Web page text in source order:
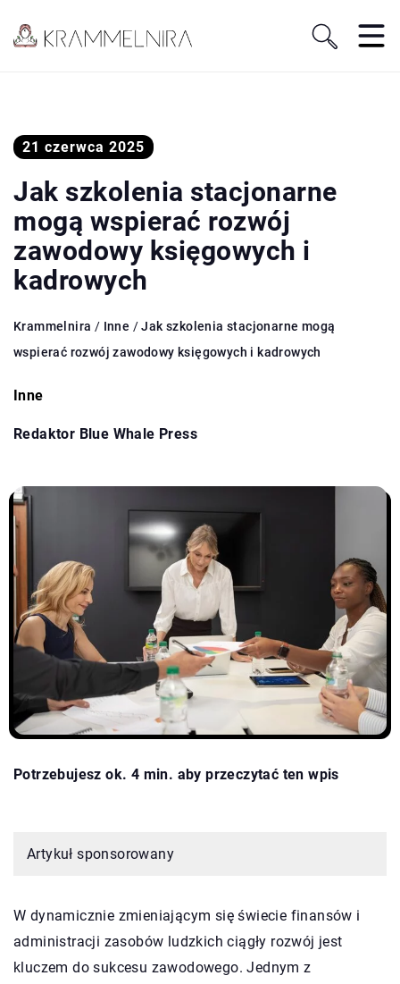
21 czerwca 2025
Jak szkolenia stacjonarne
mogą wspierać rozwój
zawodowy księgowych i
kadrowych
Krammelnira / Inne /Jak szkolenia stacjonarne mogą
wspierać rozwój zawodowy księgowych i kadrowych
Inne
Redaktor Blue Whale Press
Potrzebujesz ok. 4 min. aby przeczytać ten wpis
Artykuł sponsorowany
W dynamicznie zmieniającym się świecie finansów i
administracji zasobów ludzkich ciągły rozwój jest
kluczem do sukcesu zawodowego. Jednym z